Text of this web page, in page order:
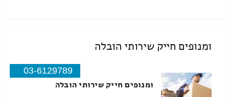
ומנופים חייק שירותי הובלה
03-6129789
ומנופים חייק שירותי הובלה